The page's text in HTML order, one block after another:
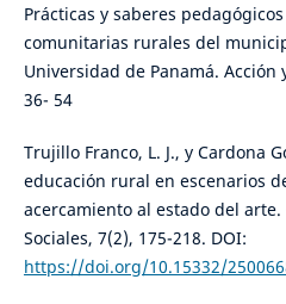
Prácticas y saberes
comunitarias rurales del
Universidad de Panamá. Acción
36- 54
Trujillo Franco, L. J., y Cardona
educación rural en escenarios
acercamiento al estado del arte.
Sociales, 7(2), 175-218. DOI:
https://doi.org/10.15332/